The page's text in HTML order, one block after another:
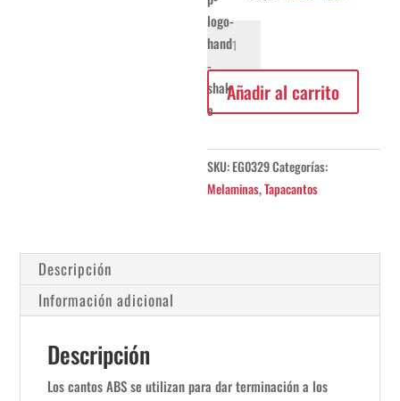
Canto
ABS
Gris
Macadán
23x2mm
Añadir al carrito
SKU:EG0329Categorías:
Melaminas,Tapacantos
Descripción
Información adicional
Descripción
Los cantos ABS se utilizan para dar terminación a los